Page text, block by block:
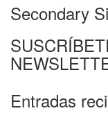
Secondary
Entradas